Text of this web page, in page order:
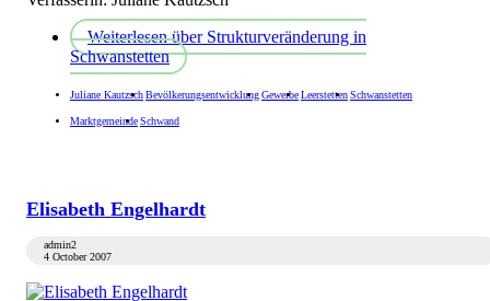
Weiterlesenüber Strukturveränderung in
Schwanstetten
Juliane KautzschBevölkerungsentwicklungGewerbeLeerstettenSchwanstetten
MarktgemeindeSchwand
Elisabeth Engelhardt
admin2
4 October 2007